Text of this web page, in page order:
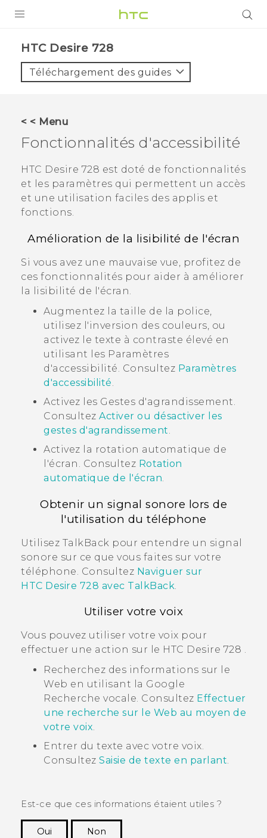
VIVE
ASSISTANCE
Appareils HTC & Accessoires
Connexion
HTC Desire 728‎
Téléchargement des guides
< < Menu
Fonctionnalités d'accessibilité
HTC Desire 728 est doté de fonctionnalités
et les paramètres qui permettent un accès
et une utilisation faciles des applis et
fonctions.
Amélioration de la lisibilité de l'écran
Si vous avez une mauvaise vue, profitez de
ces fonctionnalités pour aider à améliorer
la lisibilité de l'écran.
Augmentez la taille de la police,
utilisez l'inversion des couleurs, ou
activez le texte à contraste élevé en
utilisant les Paramètres
d'accessibilité. Consultez Paramètres
d'accessibilité.
Activez les Gestes d'agrandissement.
Consultez Activer ou désactiver les
gestes d'agrandissement.
Activez la rotation automatique de
l'écran. Consultez Rotation
automatique de l'écran.
Obtenir un signal sonore lors de
l'utilisation du téléphone
Utilisez TalkBack pour entendre un signal
sonore sur ce que vous faites sur votre
téléphone. Consultez Naviguer sur
HTC Desire 728 avec TalkBack
Utiliser votre voix
Vous pouvez utiliser votre voix pour
effectuer une action sur le HTC Desire 728 .
Recherchez des informations sur le
Web en utilisant la Google
Recherche vocale. Consultez Effectuer
une recherche sur le Web au moyen de
votre voix.
Entrer du texte avec votre voix.
Consultez Saisie de texte en parlant.
Est-ce que ces informations étaient utiles ?
Oui
Non